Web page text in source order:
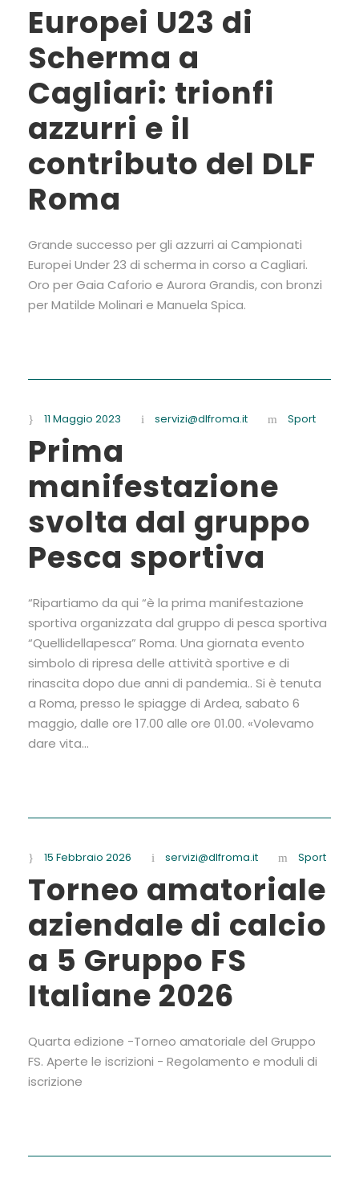
Europei U23 di
Scherma a
Cagliari: trionfi
azzurri e il
contributo del DLF
Roma
Grande successo per gli azzurri ai Campionati
Europei Under 23 di scherma in corso a Cagliari.
Oro per Gaia Caforio e Aurora Grandis, con bronzi
per Matilde Molinari e Manuela Spica.
11 Maggio 2023 servizi@dlfroma.it Sport
Prima
manifestazione
svolta dal gruppo
Pesca sportiva
“Ripartiamo da qui “è la prima manifestazione
sportiva organizzata dal gruppo di pesca sportiva
“Quellidellapesca” Roma. Una giornata evento
simbolo di ripresa delle attività sportive e di
rinascita dopo due anni di pandemia.. Si è tenuta
a Roma, presso le spiagge di Ardea, sabato 6
maggio, dalle ore 17.00 alle ore 01.00. «Volevamo
dare vita...
15 Febbraio 2026 servizi@dlfroma.it Sport
Torneo amatoriale
aziendale di calcio
a 5 Gruppo FS
Italiane 2026
Quarta edizione -Torneo amatoriale del Gruppo
FS. Aperte le iscrizioni - Regolamento e moduli di
iscrizione